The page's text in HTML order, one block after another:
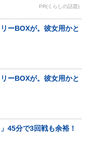
PR(くらしの話題)
ーBOXが。彼女用かと
ーBOXが。彼女用かと
45分で3回戦も余裕！